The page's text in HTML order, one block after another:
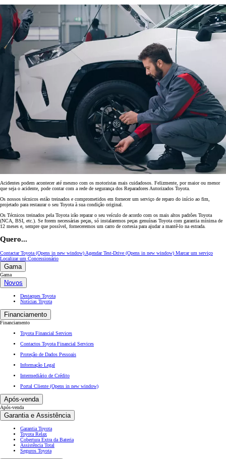
Acidentes podem acontecer até mesmo com os motoristas mais cuidadosos. Felizmente, por maior ou menor
que seja o acidente, pode contar com a rede de segurança dos Reparadores Autorizados Toyota.
Os nossos técnicos estão treinados e comprometidos em fornecer um serviço de reparo do início ao fim,
projetado para restaurar o seu Toyota à sua condição original.
Os Técnicos treinados pela Toyota irão reparar o seu veículo de acordo com os mais altos padrões Toyota
(NCA, BSI, etc.). Se forem necessárias peças, só instalaremos peças genuínas Toyota com garantia mínima de
12 meses e, sempre que possível, forneceremos um carro de cortesia para ajudar a mantê-lo na estrada.
Quero...
Contactar Toyota (Opens in new window) Agendar Test-Drive (Opens in new window) Marcar um serviço
Localizar um Concessionário
Gama
Gama
Novos
Destaques Toyota
Notícias Toyota
Financiamento
Financiamento
Toyota Financial Services
Contactos Toyota Financial Services
Proteção de Dados Pessoais
Informação Legal
Intermediário de Crédito
Portal Cliente (Opens in new window)
Após-venda
Após-venda
Garantia e Assistência
Garantia Toyota
Toyota Relax
Cobertura Extra da Bateria
Assistência Total
Seguros Toyota